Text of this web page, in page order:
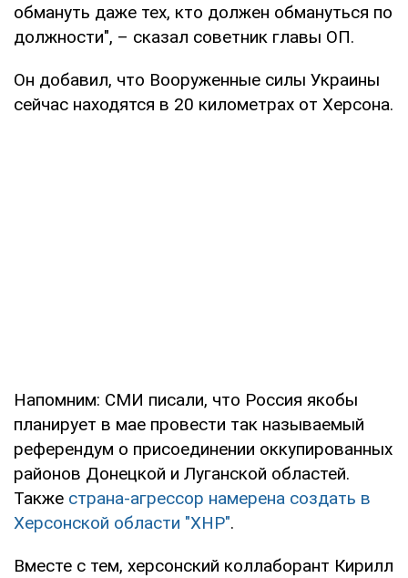
обмануть даже тех, кто должен обмануться по
должности", – сказал советник главы ОП.
Он добавил, что Вооруженные силы Украины
сейчас находятся в 20 километрах от Херсона.
Напомним: СМИ писали, что Россия якобы
планирует в мае провести так называемый
референдум о присоединении оккупированных
районов Донецкой и Луганской областей.
Также страна-агрессор намерена создать в
Херсонской области "ХНР".
Вместе с тем, херсонский коллаборант Кирилл